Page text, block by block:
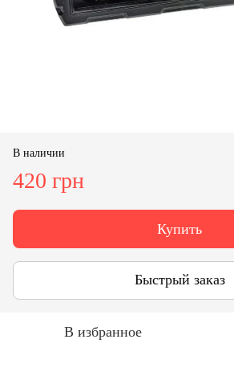
В наличии
420 грн
Купить
Быстрый заказ
В избранное